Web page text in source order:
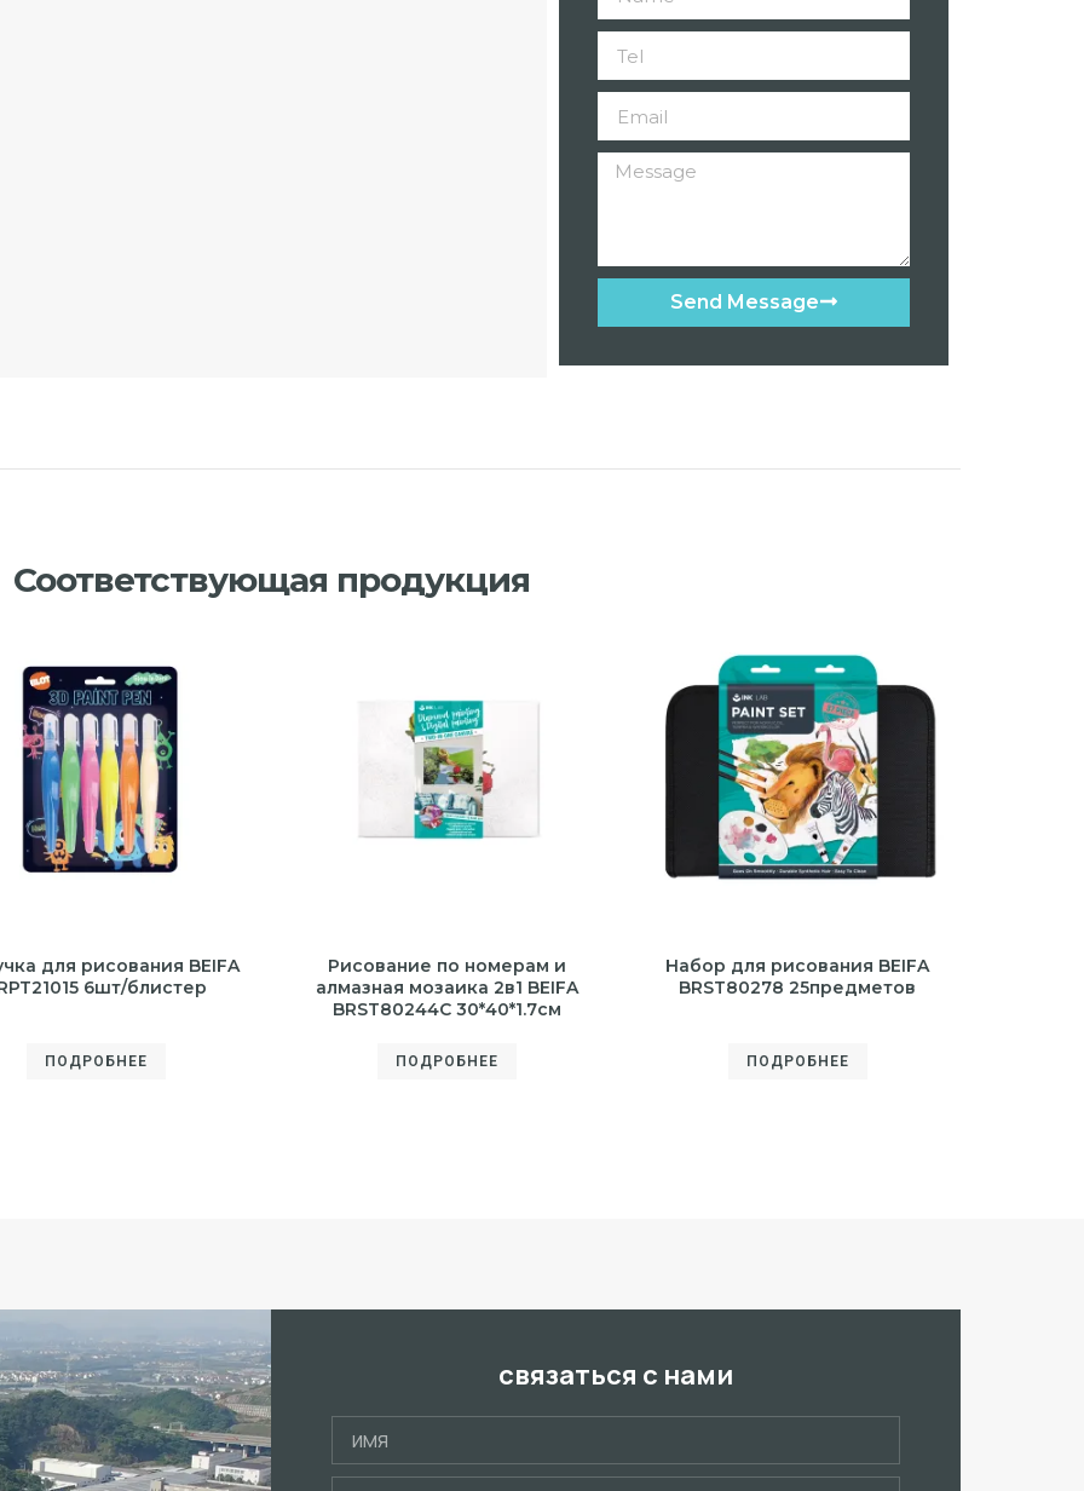
Send Message
Соответствующая продукция
для рисования BEIFA
6шт/блистер
ПОДРОБНЕЕ
Рисование по номерам и
алмазная мозаика 2в1 BEIFA
BRST80244C 30*40*1.7см
ПОДРОБНЕЕ
Набор для рисования BEIFA
BRST80278 25предметов
ПОДРОБНЕЕ
связаться с нами